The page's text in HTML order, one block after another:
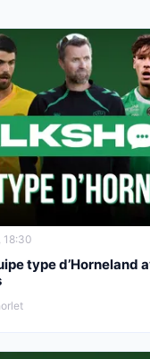
18:30
type d’Horneland